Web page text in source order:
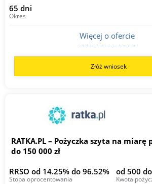
65 dni
Okres
Więcej o ofercie
Złóż wniosek
RATKA.PL – Pożyczka szyta na
do 150 000 zł
RRSO od 14.25% do 96.52%
Stopa oprocentowania
od 500
Kwota